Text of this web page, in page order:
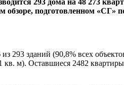
293 дома на 48 273
обзоре, подготовленном «СГ»
293 зданий (90,8% всех
кв. м). Оставшиеся 2482